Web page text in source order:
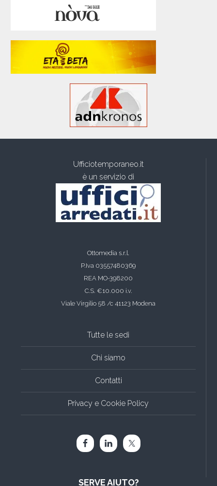
Ufficiotemporaneo.it
è un servizio di
Ottomedia s.r.l.
P.Iva 03557480369
REA MO-398200
C.S. €10.000 i.v.
Viale Virgilio 58 /c 41123 Modena
Tutte le sedi
Chi siamo
Contatti
Privacy e Cookie Policy
SERVE AIUTO?